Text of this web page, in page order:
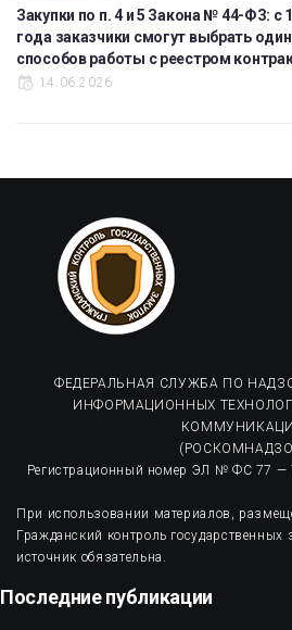
Закупки по п. 4 и 5 Закона № 44-ФЗ: с
года заказчики смогут выбрать один
способов работы с реестром
14.06.2026
ФЕДЕРАЛЬНАЯ СЛУЖБА ПО
ИНФОРМАЦИОННЫХ
Регистрационный номер ЭЛ № ФС 77 —
При использовании материалов,
Гражданский контроль государственных
источник обязательна.
Последние публикации